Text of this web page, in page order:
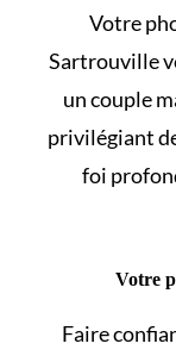
Votre
Sartrouville
un couple
privilégiant
foi
Votre
Faire